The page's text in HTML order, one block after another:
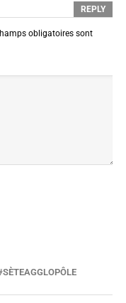
REPLY
obligatoires sont
SÈTEAGGLOPÔLE